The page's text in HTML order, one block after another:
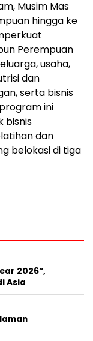
Musim Mas
hingga ke
Perempuan
usaha,
dan
serta bisnis
ini
bisnis
dan
belokasi di tiga
2026”,
Asia